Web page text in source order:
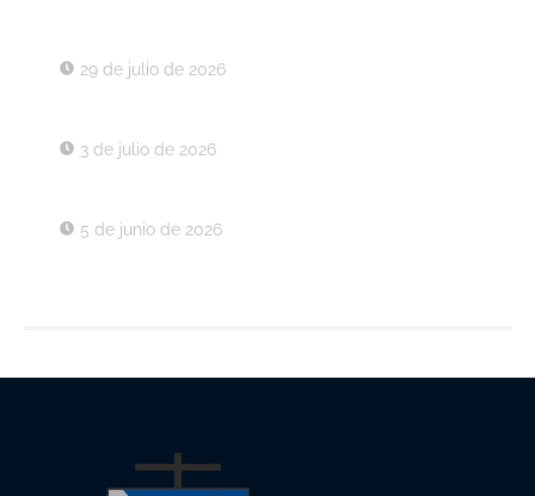
29 de julio de 2026
3 de julio de 2026
5 de junio de 2026